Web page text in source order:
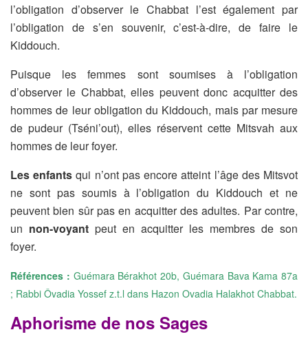
l’obligation d’observer le Chabbat l’est également par
l’obligation de s’en souvenir, c’est-à-dire, de faire le
Kiddouch.
Puisque les femmes sont soumises à l’obligation
d’observer le Chabbat, elles peuvent donc acquitter des
hommes de leur obligation du Kiddouch, mais par mesure
de pudeur (Tséni’out), elles réservent cette Mitsvah aux
hommes de leur foyer.
Les enfants qui n’ont pas encore atteint l’âge des Mitsvot
ne sont pas soumis à l’obligation du Kiddouch et ne
peuvent bien sûr pas en acquitter des adultes. Par contre,
un non-voyant peut en acquitter les membres de son
foyer.
Références : Guémara Bérakhot 20b, Guémara Bava Kama 87a
; Rabbi Ôvadia Yossef z.t.l dans Hazon Ovadia Halakhot Chabbat.
Aphorisme de nos Sages